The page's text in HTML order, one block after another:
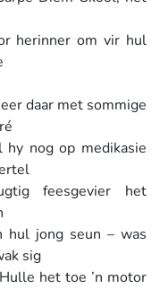
herinner om vir hul
daar met sommige
nog op medikasie
feesgevier het
hul jong seun – was
sig
het toe ’n motor